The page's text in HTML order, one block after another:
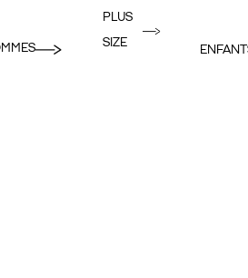
PLUS
SIZE